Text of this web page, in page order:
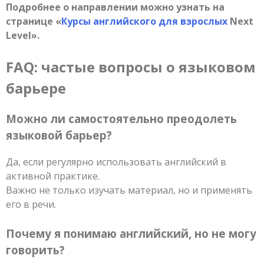
Подробнее о направлении можно узнать на
странице «Курсы английского для взрослых Next
Level».
FAQ: частые вопросы о языковом
барьере
Можно ли самостоятельно преодолеть
языковой барьер?
Да, если регулярно использовать английский в
активной практике.
Важно не только изучать материал, но и применять
его в речи.
Почему я понимаю английский, но не могу
говорить?